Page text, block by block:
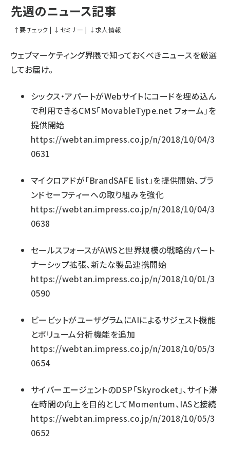
先週のニュース記事
↑要チェック | ↓ セミナー | ↓ 求人情報
ウェブマーケティング界隈で知っておくべきニュースを厳選
してお届け。
シックス・アパートがWebサイトにコードを埋め込ん
で利用できるCMS「MovableType.net フォーム」を
提供開始
https://webtan.impress.co.jp/n/2018/10/04/3
0631
マイクロアドが「BrandSAFE list」を提供開始、ブラ
ンドセーフティーへの取り組みを強化
https://webtan.impress.co.jp/n/2018/10/04/3
0638
セールスフォースがAWSと世界規模の戦略的パート
ナーシップ拡張、新たな製品連携開始
https://webtan.impress.co.jp/n/2018/10/01/3
0590
ビービットがユーザグラムにAIによるサジェスト機能
とボリューム分析機能を追加
https://webtan.impress.co.jp/n/2018/10/05/3
0654
サイバーエージェントのDSP「Skyrocket」、サイト滞
在時間の向上を目的としてMomentum、IASと接続
https://webtan.impress.co.jp/n/2018/10/05/3
0652